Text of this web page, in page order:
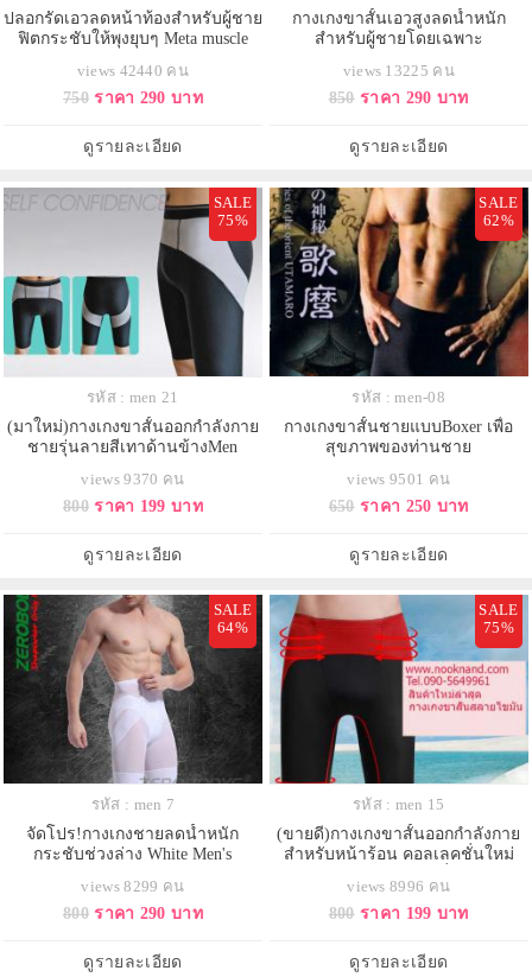
ปลอกรัดเอวลดหน้าท้องสำหรับผู้ชาย
ฟิตกระชับให้พุงยุบๆ Meta muscle
views 42440 คน
750 ราคา 290 บาท
ดูรายละเอียด
กางเกงขาสั้นเอวสูงลดน้ำหนัก
สำหรับผู้ชายโดยเฉพาะ
views 13225 คน
850 ราคา 290 บาท
ดูรายละเอียด
SALE
75%
รหัส : men 21
(มาใหม่)กางเกงขาสั้นออกกำลังกาย
ชายรุ่นลายสีเทาด้านข้างMen
underwear
views 9370 คน
800 ราคา 199 บาท
ดูรายละเอียด
SALE
62%
รหัส : men-08
กางเกงขาสั้นชายแบบBoxer เพื่อ
สุขภาพของท่านชาย
views 9501 คน
650 ราคา 250 บาท
ดูรายละเอียด
SALE
64%
รหัส : men 7
จัดโปร!กางเกงชายลดน้ำหนัก
กระชับช่วงล่าง White Men's
Slimming Shorts
views 8299 คน
800 ราคา 290 บาท
ดูรายละเอียด
SALE
75%
รหัส : men 15
(ขายดี)กางเกงขาสั้นออกกำลังกาย
สำหรับหน้าร้อน คอลเลคชั่นใหม่
ไม่อึดอัด
views 8996 คน
800 ราคา 199 บาท
ดูรายละเอียด